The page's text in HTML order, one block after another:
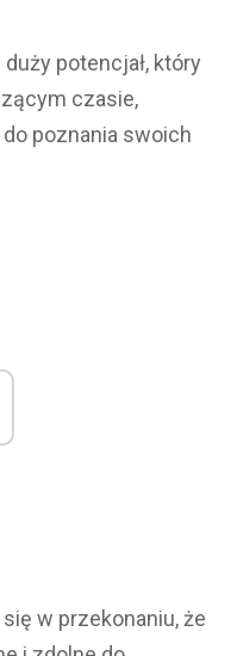
potencjał, który
czasie,
poznania swoich
w przekonaniu, że